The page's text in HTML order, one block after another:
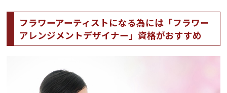
フラワーアーティストになる為には「フラワー
アレンジメントデザイナー」資格がおすすめ